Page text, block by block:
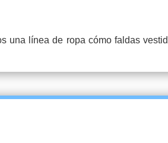
una línea de ropa cómo faldas